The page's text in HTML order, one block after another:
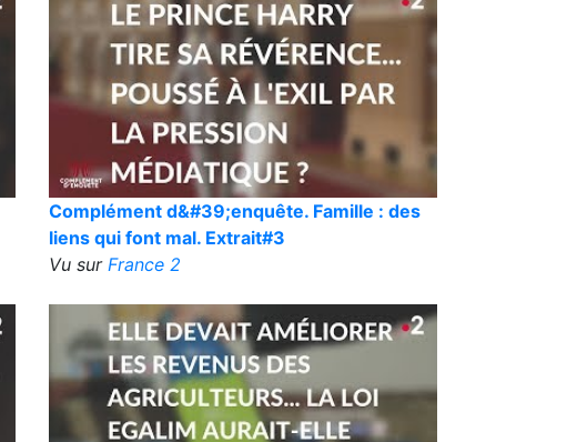
Complément d&#39;enquête. Famille : des
liens qui font mal. Extrait#3
Vu sur France 2